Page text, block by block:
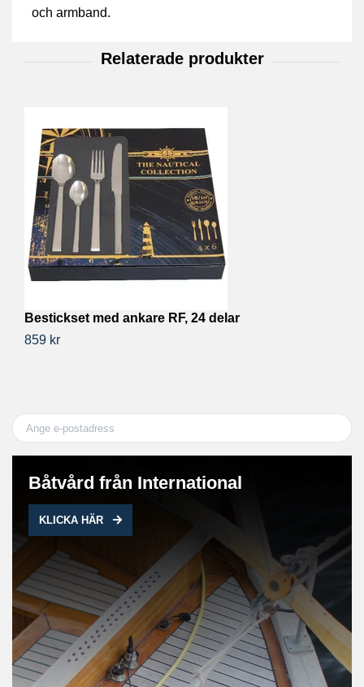
Båtvård från International
KLICKA HÄR
och armband.
Bestickset med ankare RF, 24 delar
859 kr